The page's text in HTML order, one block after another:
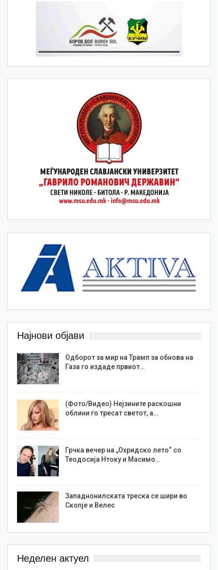
Најнови објави
Одборот за мир на Трамп за обнова на
Газа го издаде првиот…
(Фото/Видео) Нејзините раскошни
облини го тресат светот, а…
Грчка вечер на „Охридско лето“ со
Теодосија Нтоку и Масимо…
Западнонилската треска се шири во
Скопје и Велес
Неделен актуел